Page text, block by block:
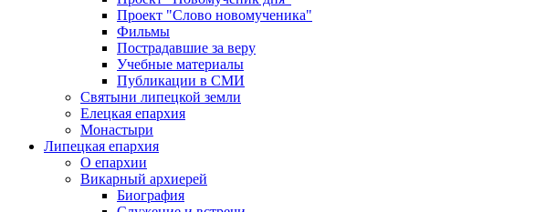
Проект "Слово новомученика"
Фильмы
Пострадавшие за веру
Учебные материалы
Публикации в СМИ
Святыни липецкой земли
Елецкая епархия
Монастыри
Липецкая епархия
О епархии
Викарный архиерей
Биография